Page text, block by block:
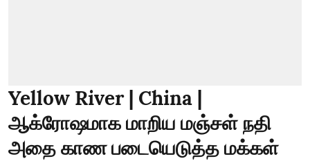
Yellow River | China |
ஆக்ரோஷமாக மாறிய மஞ்சள் நதி
அதை காண படையெடுத்த மக்கள்